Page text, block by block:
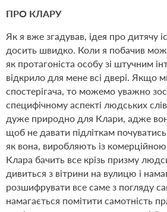
ПРО КЛАРУ
Як я вже згадував, ідея про дитячу
досить швидко. Коли я побачив
як протагоніста особу зі штучним
відкрило для мене всі двері. Якщо
спостерігача, то можемо уважно
специфічному аспекті людських
дуже природно для Клари, адже
щоб не давати підліткам
як вона, виробляють із
Клара бачить все крізь призму
дивиться з вітрини на вулицю і
розшифрувати все саме з погляду
намагається помітити самотність